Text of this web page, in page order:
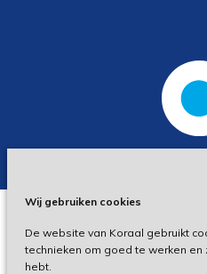
Wij gebruiken cookies
De website van Koraal gebruikt
technieken om goed te werken
hebt.